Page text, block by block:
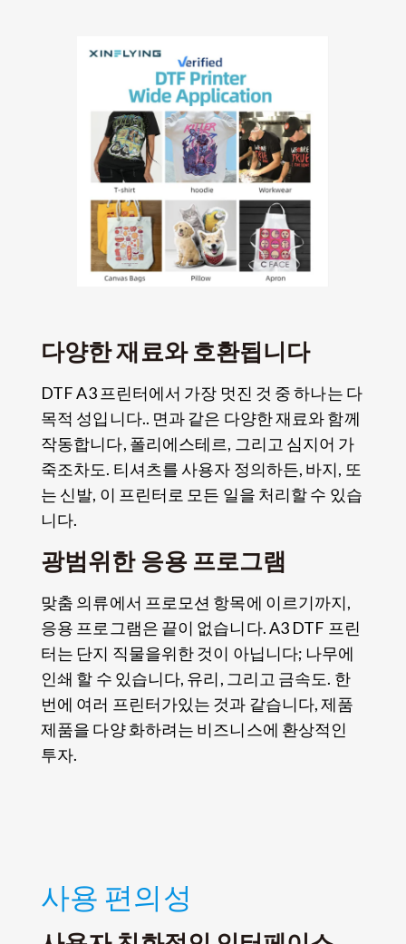
다양한 재료와 호환됩니다
DTF A3 프린터에서 가장 멋진 것 중 하나는 다
목적 성입니다.. 면과 같은 다양한 재료와 함께
작동합니다, 폴리에스테르, 그리고 심지어 가
죽조차도. 티셔츠를 사용자 정의하든, 바지, 또
는 신발, 이 프린터로 모든 일을 처리할 수 있습
니다.
광범위한 응용 프로그램
맞춤 의류에서 프로모션 항목에 이르기까지,
응용 프로그램은 끝이 없습니다. A3 DTF 프린
터는 단지 직물을위한 것이 아닙니다; 나무에
인쇄 할 수 있습니다, 유리, 그리고 금속도. 한
번에 여러 프린터가있는 것과 같습니다, 제품
제품을 다양 화하려는 비즈니스에 환상적인
투자.
사용 편의성